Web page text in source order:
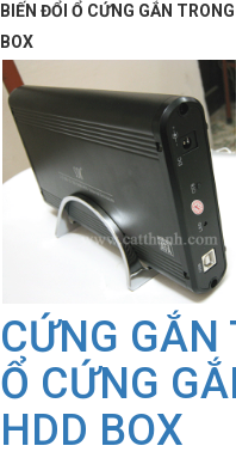
BIẾN ĐỔI Ổ CỨNG GẮN
BOX
CỨNG GẮN
Ổ CỨNG
HDD BOX